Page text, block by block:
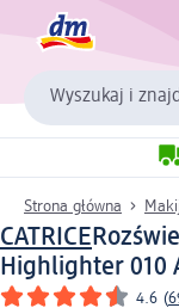
Wyszukaj i
Strona główna
CATRICE
Highlighter 010
4.6 (